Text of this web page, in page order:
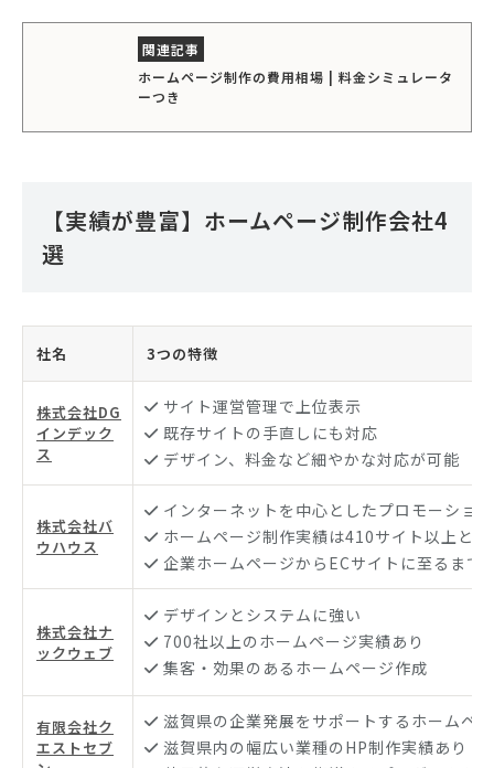
ホームページ制作の費用相場 | 料金シミュレータ
ーつき
【実績が豊富】ホームページ制作会社4
選
社名 3つの特徴
株式会社DG
インデック
ス
サイト運営管理で上位表示
既存サイトの手直しにも対応
デザイン、料金など細やかな対応が可能
株式会社バ
ウハウス
インターネットを中心としたプロモーション
ホームページ制作実績は410サイト以上と
企業ホームページからECサイトに至るまで
株式会社ナ
ックウェブ
デザインとシステムに強い
700社以上のホームページ実績あり
集客・効果のあるホームページ作成
有限会社ク
エストセブ
滋賀県の企業発展をサポートするホームペ
滋賀県内の幅広い業種のHP制作実績あり